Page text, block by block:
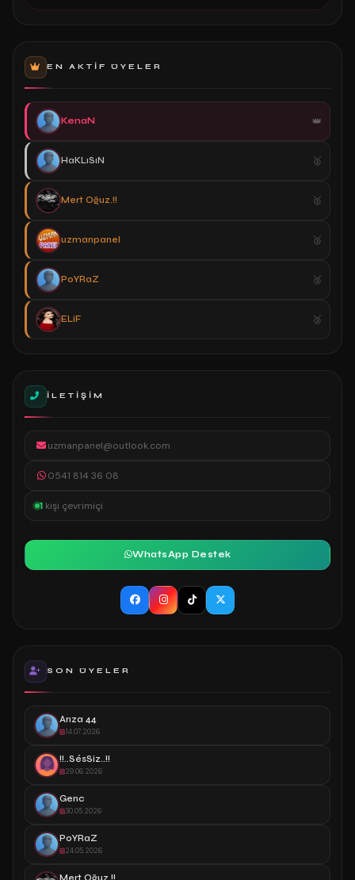
EN AKTIF ÜYELER
KenaN
HaKLıSıN
Mert Oğuz.!!
uzmanpanel
PoYRaZ
ELiF
İLETIŞIM
uzmanpanel@outlook.com
0541 814 36 08
1 kişi çevrimiçi
WhatsApp Destek
SON ÜYELER
Arıza 44
14.07.2026
!!..SésSiz..!!
29.06.2026
Genc
30.05.2026
PoYRaZ
24.05.2026